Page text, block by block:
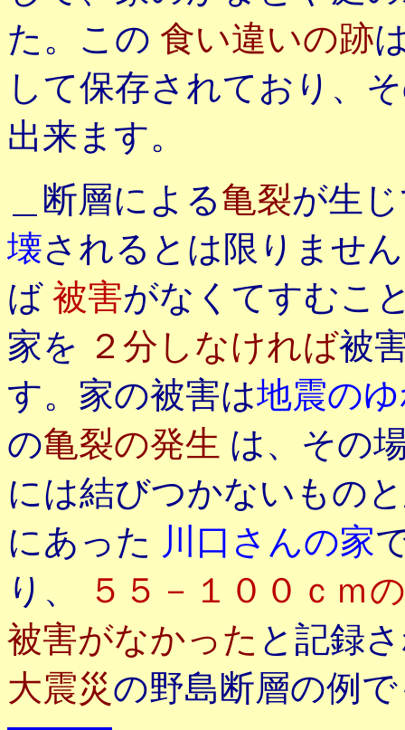
た。この 食い違いの跡
して保存されており、
出来ます。
＿断層による亀裂が生
壊されるとは限りませ
ば 被害がなくてすむこ
家を ２分しなければ被
す。家の被害は地震の
の亀裂の発生 は、その
には結びつかないもの
にあった 川口さんの家
り、
５５－１００ｃｍ
被害がなかった と記録
大震災の野島断層の例